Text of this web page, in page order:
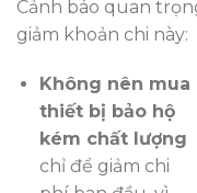
Cảnh báo quan
giảm khoản chi này:
Không nên mua
thiết bị bảo hộ
kém chất lượng
chỉ để giảm chi